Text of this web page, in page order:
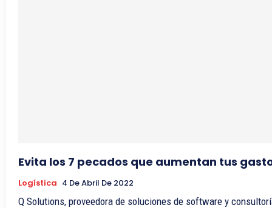
Evita los 7 pecados que aumentan tus
Logística 4 De Abril De 2022
Q Solutions, proveedora de soluciones de software y